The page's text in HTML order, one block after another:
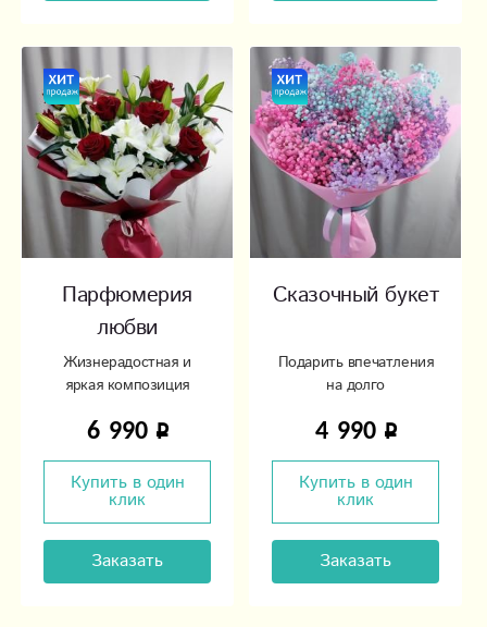
Парфюмерия
любви
Жизнерадостная и
яркая композиция
6 990
Купить в один
клик
Заказать
Сказочный букет
Подарить впечатления
на долго
4 990
Купить в один
клик
Заказать